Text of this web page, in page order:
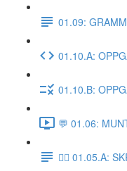
01.09:
01.10.A:
01.10.B:
💬 01.06:
✍🏼 01.05.A: